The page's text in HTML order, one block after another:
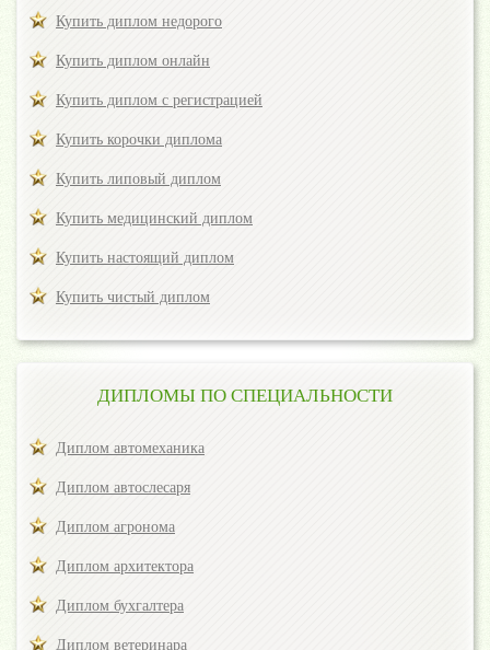
Купить диплом недорого
Купить диплом онлайн
Купить диплом с регистрацией
Купить корочки диплома
Купить липовый диплом
Купить медицинский диплом
Купить настоящий диплом
Купить чистый диплом
ДИПЛОМЫ ПО СПЕЦИАЛЬНОСТИ
Диплом автомеханика
Диплом автослесаря
Диплом агронома
Диплом архитектора
Диплом бухгалтера
Диплом ветеринара